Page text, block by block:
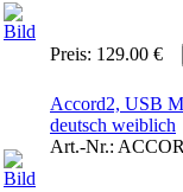
Preis: 129.00 €
Accord2, USB
deutsch weiblich
Art.-Nr.: